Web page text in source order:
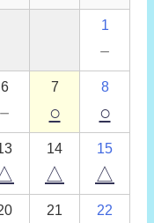
1
－
6
－
7
○
8
○
14
△
15
△
21 22